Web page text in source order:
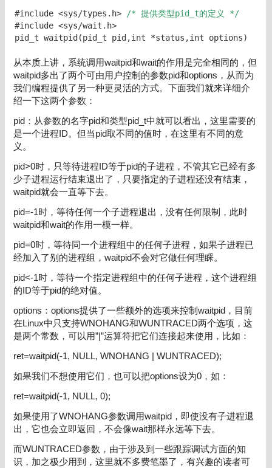
#include <sys/types.h> /* 提供类型pid_t的定义 */
#include <sys/wait.h>
pid_t waitpid(pid_t pid,int *status,int options)
从本质上讲，系统调用waitpid和wait的作用是完全相同的，但
waitpid多出了两个可由用户控制的参数pid和options，从而为
我们编程提供了另一种更灵活的方式。下面我们就来详细介
绍一下这两个参数：
pid：从参数的名字pid和类型pid_t中就可以看出，这里需要的
是一个进程ID。但当pid取不同的值时，在这里有不同的意
义。
pid>0时，只等待进程ID等于pid的子进程，不管其它已经有多
少子进程运行结束退出了，只要指定的子进程还没有结束，
waitpid就会一直等下去。
pid=-1时，等待任何一个子进程退出，没有任何限制，此时
waitpid和wait的作用一模一样。
pid=0时，等待同一个进程组中的任何子进程，如果子进程已
经加入了别的进程组，waitpid不会对它做任何理睬。
pid<-1时，等待一个指定进程组中的任何子进程，这个进程组
的ID等于pid的绝对值。
options：options提供了一些额外的选项来控制waitpid，目前
在Linux中只支持WNOHANG和WUNTRACED两个选项，这
是两个常数，可以用”|”运算符把它们连接起来使用，比如：
ret=waitpid(-1, NULL, WNOHANG | WUNTRACED);
如果我们不想使用它们，也可以把options设为0，如：
ret=waitpid(-1, NULL, 0);
如果使用了WNOHANG参数调用waitpid，即使没有子进程退
出，它也会立即返回，不会像wait那样永远等下去。
而WUNTRACED参数，由于涉及到一些跟踪调试方面的知
识，加之极少用到，这里就不多费笔墨了，有兴趣的读者可